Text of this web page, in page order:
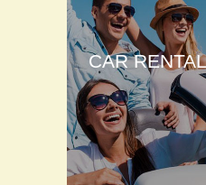
CAR